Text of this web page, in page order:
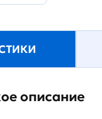
описание